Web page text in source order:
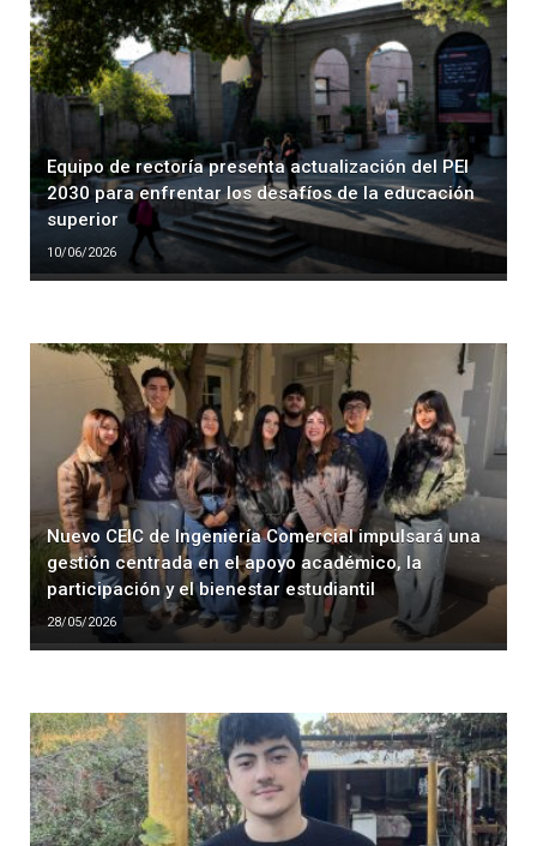
Equipo de rectoría presenta actualización del PEI
2030 para enfrentar los desafíos de la educación
superior
10/06/2026
Nuevo CEIC de Ingeniería Comercial impulsará una
gestión centrada en el apoyo académico, la
participación y el bienestar estudiantil
28/05/2026